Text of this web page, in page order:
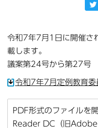
令和7年7月1日に開催さ
載します。
議案第24号から第27号
令和7年7月定例教育委
PDF形式のファイル
Reader DC（旧Adobe